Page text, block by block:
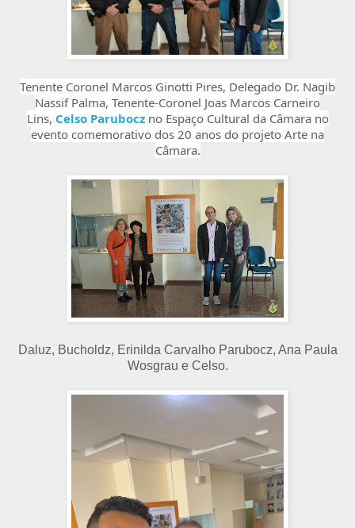
Tenente Coronel Marcos Ginotti Pires, Delegado Dr. Nagib
Nassif Palma, Tenente-Coronel Joas Marcos Carneiro
Lins, Celso Paruboczno Espaço Cultural da Câmara no
evento comemorativo dos 20 anos do projeto Arte na
Câmara.
Daluz, Bucholdz, Erinilda Carvalho Parubocz, Ana Paula
Wosgrau e Celso.